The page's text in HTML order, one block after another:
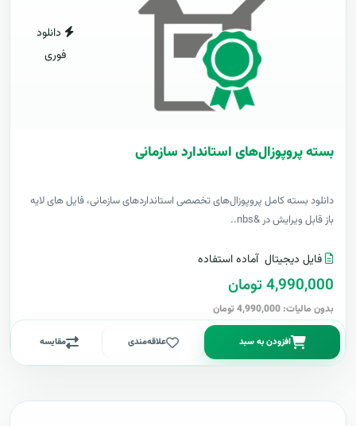
دانلود
فوری
بسته پروپوزال‌های استاندارد سازمانی
دانلود بسته کامل پروپوزال‌های تخصصی استانداردهای سازمانی، فایل های لایه
باز قابل ویرایش در &nbs..
فایل دیجیتال آماده استفاده
4,990,000 تومان
بدون مالیات: 4,990,000 تومان
افزودن به سبد علاقه‌مندی مقایسه